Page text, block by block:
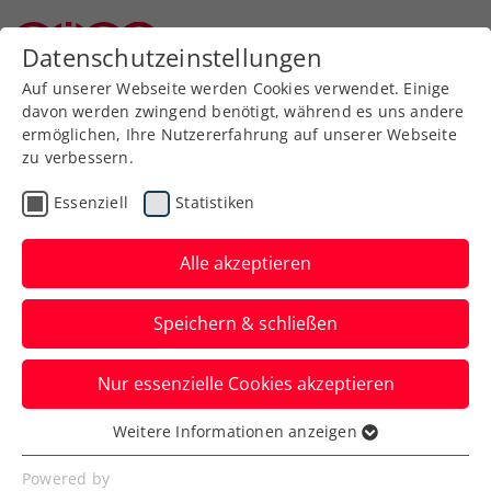
AllgemeineKlasse
Jugend
SeniorInnen
Meisterschaft wählen
Mannschaftsmeisterschaft 2026 - Kreis Mitte /
Datenschutzeinstellungen
Auf unserer Webseite werden Cookies verwendet. Einige
davon werden zwingend benötigt, während es uns andere
ermöglichen, Ihre Nutzererfahrung auf unserer Webseite
zu verbessern.
Essenziell Statistiken
Alle akzeptieren
Speichern & schließen
Nur essenzielle Cookies akzeptieren
Essenziell
Essenzielle Cookies werden für grundlegende
Weitere Informationen anzeigen
Powered by